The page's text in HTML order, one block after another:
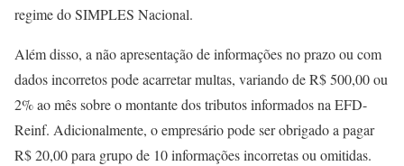
regime do SIMPLES Nacional.
Além disso, a não apresentação de informações no prazo ou com
dados incorretos pode acarretar multas, variando de R$ 500,00 ou
2% ao mês sobre o montante dos tributos informados na EFD-
Reinf. Adicionalmente, o empresário pode ser obrigado a pagar
R$ 20,00 para grupo de 10 informações incorretas ou omitidas.